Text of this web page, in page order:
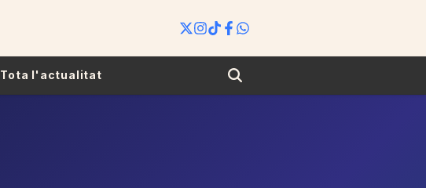
Tota l'actualitat Search